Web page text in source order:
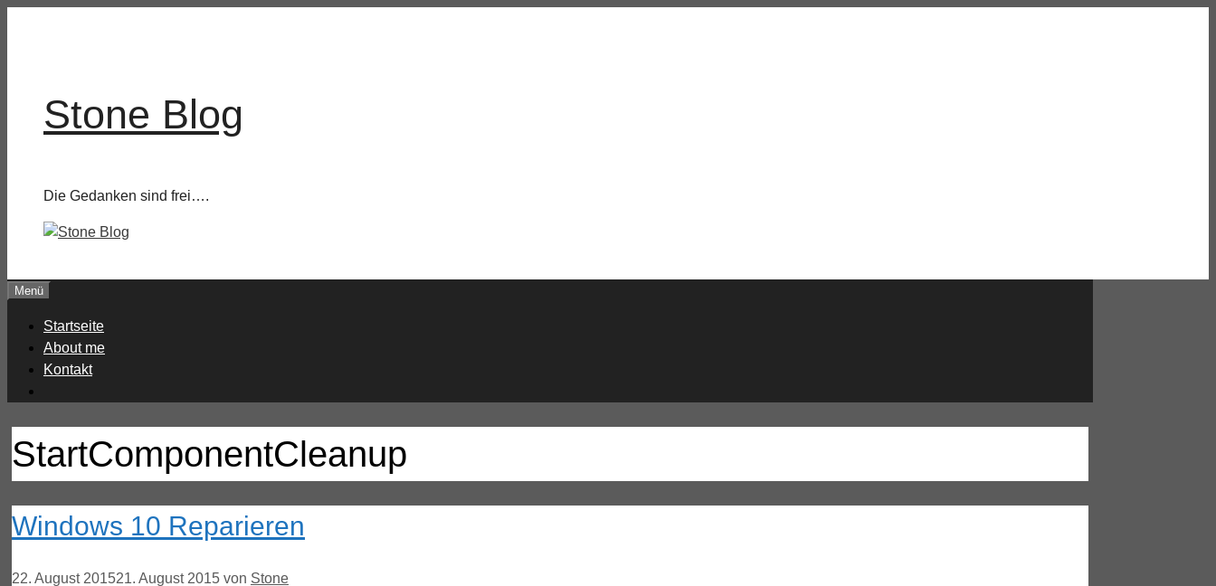
Stone Blog
Die Gedanken sind frei….
Menü
Startseite
About me
Kontakt
StartComponentCleanup
Windows 10 Reparieren
22. August 201521. August 2015 von Stone